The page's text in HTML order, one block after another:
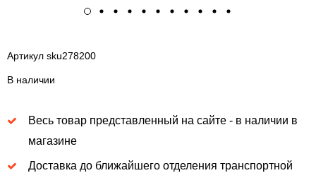
Артикул sku278200
В наличии
Весь товар представленный на сайте - в наличии в
магазине
Доставка до ближайшего отделения транспортной